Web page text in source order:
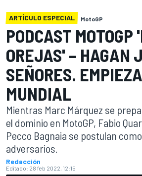
ARTÍCULO ESPECIAL MotoGP
PODCAST MOTOGP
OREJAS' – HAGAN
SEÑORES.
MUNDIAL
Mientras Marc Márquez se
el dominio en MotoGP, Fabio
Pecco Bagnaia se postulan
adversarios.
Redacción
Editado: 28 feb 2022, 12:15